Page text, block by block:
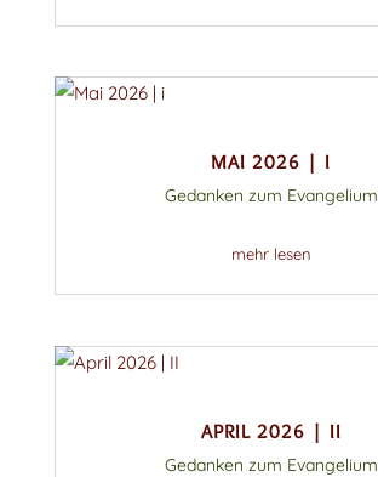
MAI 2026 | I
Gedanken zum Evangelium
mehr lesen
APRIL 2026 | II
Gedanken zum Evangelium